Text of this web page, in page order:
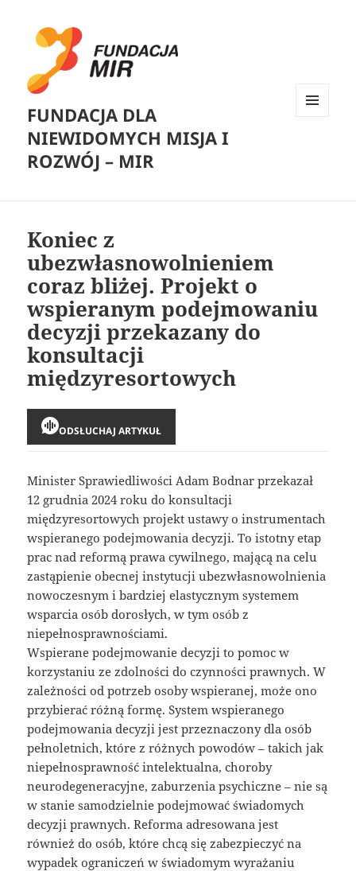
FUNDACJA DLA
NIEWIDOMYCH MISJA I
ROZWÓJ – MIR
Koniec z
ubezwłasnowolnieniem
coraz bliżej. Projekt o
wspieranym podejmowaniu
decyzji przekazany do
konsultacji
międzyresortowych
ODSŁUCHAJ ARTYKUŁ
Minister Sprawiedliwości Adam Bodnar przekazał
12 grudnia 2024 roku do konsultacji
międzyresortowych projekt ustawy o instrumentach
wspieranego podejmowania decyzji. To istotny etap
prac nad reformą prawa cywilnego, mającą na celu
zastąpienie obecnej instytucji ubezwłasnowolnienia
nowoczesnym i bardziej elastycznym systemem
wsparcia osób dorosłych, w tym osób z
niepełnosprawnościami.
Wspierane podejmowanie decyzji to pomoc w
korzystaniu ze zdolności do czynności prawnych. W
zależności od potrzeb osoby wspieranej, może ono
przybierać różną formę. System wspieranego
podejmowania decyzji jest przeznaczony dla osób
pełnoletnich, które z różnych powodów – takich jak
niepełnosprawność intelektualna, choroby
neurodegeneracyjne, zaburzenia psychiczne – nie są
w stanie samodzielnie podejmować świadomych
decyzji prawnych. Reforma adresowana jest
również do osób, które chcą się zabezpieczyć na
wypadek ograniczeń w świadomym wyrażaniu